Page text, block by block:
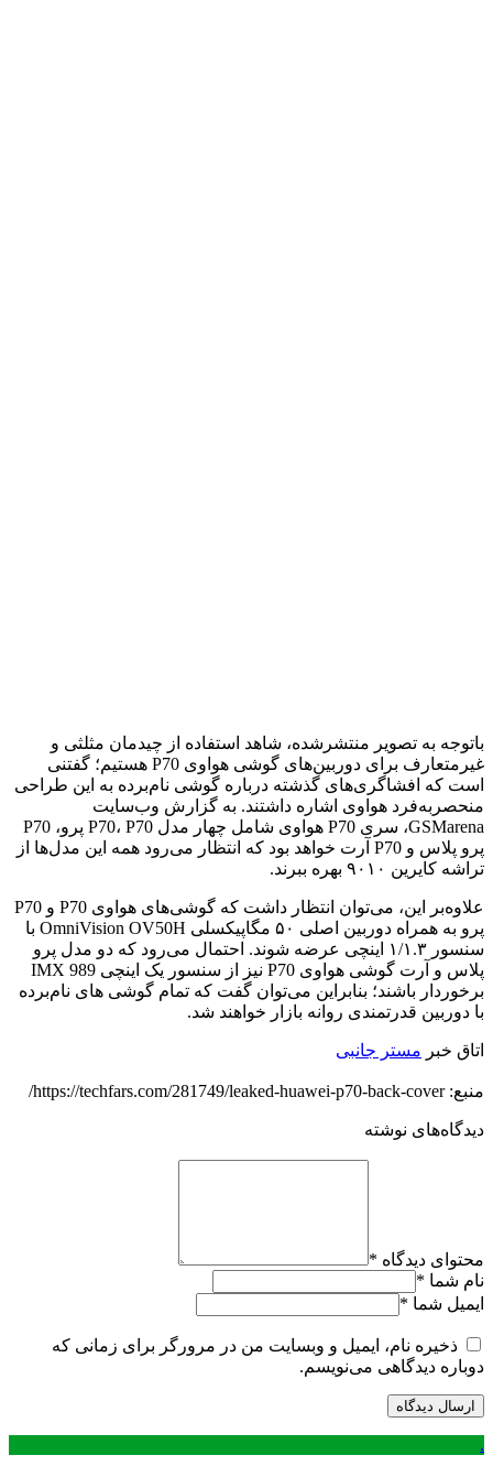
باتوجه به تصویر منتشرشده، شاهد استفاده از چیدمان مثلثی و
غیرمتعارف برای دوربین‌های گوشی هواوی P70 هستیم؛ گفتنی
است که افشاگری‌های گذشته درباره گوشی نام‌برده به این طراحی
منحصربه‌فرد هواوی اشاره داشتند. به گزارش وب‌سایت
GSMarena، سری P70 هواوی شامل چهار مدل P70، P70 پرو، P70
پرو پلاس و P70 آرت خواهد بود که انتظار می‌رود همه این مدل‌ها از
تراشه کایرین ۹۰۱۰ بهره ببرند.
علاوه‌بر این، می‌توان انتظار داشت که گوشی‌های هواوی P70 و P70
پرو به همراه دوربین اصلی ۵۰ مگاپیکسلی OmniVision OV50H با
سنسور ۱/۱.۳ اینچی عرضه شوند. احتمال می‌رود که دو مدل پرو
پلاس و آرت گوشی هواوی P70 نیز از سنسور یک اینچی IMX 989
برخوردار باشند؛ بنابراین می‌توان گفت که تمام گوشی های نام‌برده
با دوربین قدرتمندی روانه بازار خواهند شد.
اتاق خبر مستر جانبی
منبع: https://techfars.com/281749/leaked-huawei-p70-back-cover/
دیدگاه‌های نوشته
محتوای دیدگاه *
نام شما *
ایمیل شما *
ذخیره نام، ایمیل و وبسایت من در مرورگر برای زمانی که
دوباره دیدگاهی می‌نویسم.
.